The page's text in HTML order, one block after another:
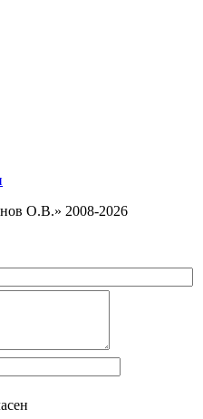
О.В.» 2008-2026